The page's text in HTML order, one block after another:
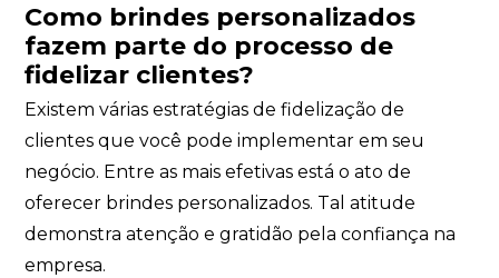
Como brindes personalizados
fazem parte do processo de
fidelizar clientes?
Existem várias estratégias de fidelização de
clientes que você pode implementar em seu
negócio. Entre as mais efetivas está o ato de
oferecer brindes personalizados. Tal atitude
demonstra atenção e gratidão pela confiança na
empresa.